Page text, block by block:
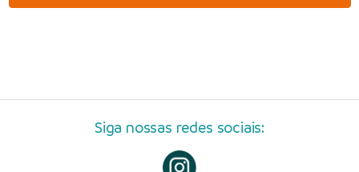
Siga nossas redes sociais: